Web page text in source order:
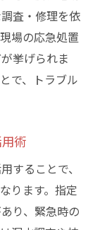
査・修理を依
場の応急処置
挙げられま
で、トラブル
術
することで、
ります。指定
り、緊急時の